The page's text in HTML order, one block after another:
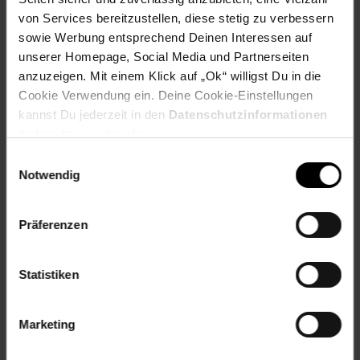
von Services bereitzustellen, diese stetig zu verbessern
sowie Werbung entsprechend Deinen Interessen auf
unserer Homepage, Social Media und Partnerseiten
anzuzeigen. Mit einem Klick auf „Ok“ willigst Du in die
Cookie Verwendung ein. Deine Cookie-Einstellungen
kannst Du jederzeit in den Datenschutzinformationen
Notwendig
Präferenzen
Statistiken
Marketing
und sowohl für Linkshänder als auch für Rechtshänder
geeignet.
Es verfügt über eine 39 x 29 mm Rechteck-Klinge und
ein Metall-Kunststoffgehäuse, wodurch es zu einem
soliden Allzweck-Messer wird. (Artikelnummer: 13000)
Artikelnummer: 2600150000
EAN: 4009310130007
Artikel gehört zur Kategorie:Handwerkzeuge & Handgeräte
Versandinformationen
Herstellerinformationen